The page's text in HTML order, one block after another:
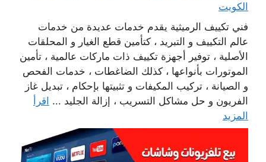
الكويت
فني تكييف الرميثية يقدم خدمات عديدة من خدمات
عالم التكييف و التبريد ، كتأمين قطع الغيار و المحلقات
الأصلية ، توفير أجهزة تكييف ذات ماركات عالمية ، تأمين
الموتورات بأنواعها ، كذلك الضاغطات ، خدمات الفحص
و الصيانة ، تركيب المكيفات و تثبيتها بإحكام ، تبديل غاز
الفريون و حل مشاكل التسريب ، إزالة الجليد ... اقرأ
المزيد